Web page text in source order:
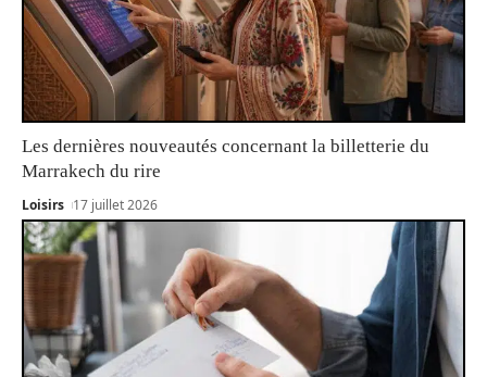
Les dernières nouveautés concernant la billetterie du
Marrakech du rire
Loisirs 17 juillet 2026